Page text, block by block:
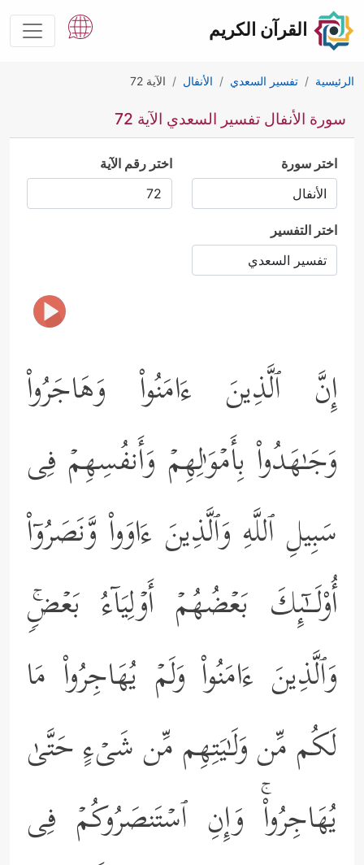
القرآن الكريم
الرئيسية تفسير السعدي الأنفال الآية 72
سورة الأنفال تفسير السعدي الآية 72
اختر سورة اختر رقم الآية
اختر التفسير
إِنَّ ٱلَّذِینَ ءَامَنُواْ وَهَاجَرُواْ
وَجَـٰهَدُواْ بِأَمۡوَ ٰ⁠لِهِمۡ وَأَنفُسِهِمۡ فِی
سَبِیلِ ٱللَّهِ وَٱلَّذِینَ ءَاوَواْ وَّنَصَرُوۤاْ
أُوْلَــٰۤىِٕكَ بَعۡضُهُمۡ أَوۡلِیَاۤءُ بَعۡضࣲۚ
وَٱلَّذِینَ ءَامَنُواْ وَلَمۡ یُهَاجِرُواْ مَا
لَكُم مِّن وَلَـٰیَتِهِم مِّن شَیۡءٍ حَتَّىٰ
یُهَاجِرُواْۚ وَإِنِ ٱسۡتَنصَرُوكُمۡ فِی